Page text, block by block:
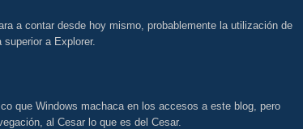
a contar desde hoy mismo, probablemente la utilización de
a Explorer.
que Windows machaca en los accesos a este blog, pero
al Cesar lo que es del Cesar.